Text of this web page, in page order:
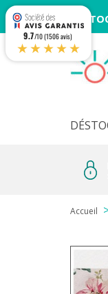
Accueil
9.7/10 (1506 avis)
★★★★★